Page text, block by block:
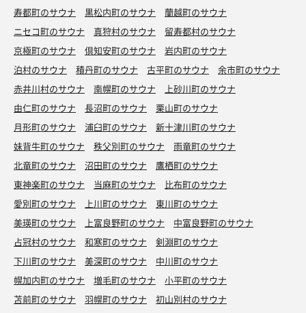
寿都町のサウナ
黒松内町のサウナ
蘭越町のサウナ
ニセコ町のサウナ
真狩村のサウナ
留寿都村のサウナ
京極町のサウナ
倶知安町のサウナ
岩内町のサウナ
泊村のサウナ
積丹町のサウナ 古平町のサウナ
余市町のサウナ
赤井川村のサウナ
南幌町のサウナ
上砂川町のサウナ
由仁町のサウナ
長沼町のサウナ
栗山町のサウナ
月形町のサウナ
浦臼町のサウナ
新十津川町のサウナ
妹背牛町のサウナ
秩父別町のサウナ
雨竜町のサウナ
北竜町のサウナ
沼田町のサウナ
鷹栖町のサウナ
東神楽町のサウナ
当麻町のサウナ
比布町のサウナ
愛別町のサウナ
上川町のサウナ
東川町のサウナ
美瑛町のサウナ
上富良野町のサウナ
中富良野町のサウナ
占冠村のサウナ
和寒町のサウナ
剣淵町のサウナ
下川町のサウナ
美深町のサウナ
中川町のサウナ
幌加内町のサウナ
増毛町のサウナ
小平町のサウナ
苫前町のサウナ
羽幌町のサウナ
初山別村のサウナ